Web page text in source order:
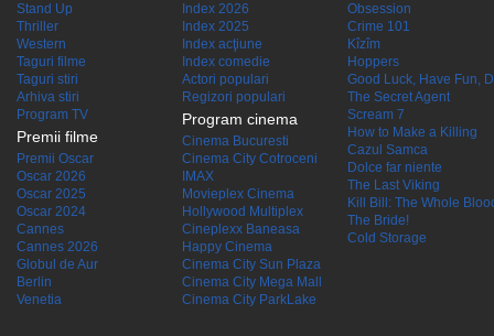
Stand Up
Thriller
Western
Taguri filme
Taguri stiri
Arhiva stiri
Program TV
Premii filme
Premii Oscar
Oscar 2026
Oscar 2025
Oscar 2024
Cannes
Cannes 2026
Globul de Aur
Berlin
Venetia
Index 2026
Index 2025
Index acţiune
Index comedie
Actori populari
Regizori populari
Program cinema
Cinema Bucuresti
Cinema City Cotroceni
IMAX
Movieplex Cinema
Hollywood Multiplex
Cineplexx Baneasa
Happy Cinema
Cinema City Sun Plaza
Cinema City Mega Mall
Cinema City ParkLake
Obsession
Crime 101
Kîzîm
Hoppers
Good Luck, Have Fun,
The Secret Agent
Scream 7
How to Make a Killing
Cazul Samca
Dolce far niente
The Last Viking
Kill Bill: The Whole
The Bride!
Cold Storage